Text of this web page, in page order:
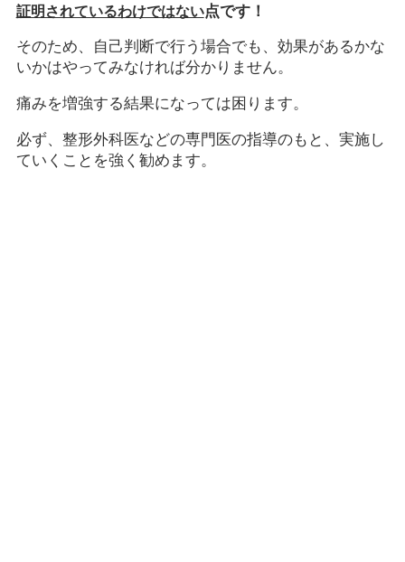
証明されているわけではない点です！
そのため、自己判断で行う場合でも、効果があるかな
いかはやってみなければ分かりません。
痛みを増強する結果になっては困ります。
必ず、整形外科医などの専門医の指導のもと、実施し
ていくことを強く勧めます。